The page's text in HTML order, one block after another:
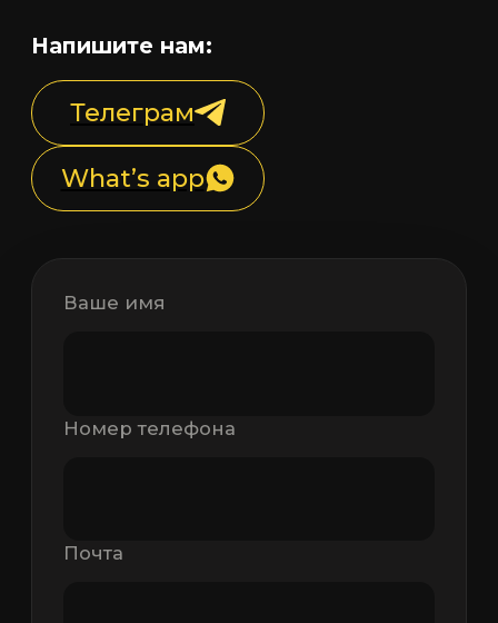
Напишите нам:
Телеграм
What’s app
Ваше имя
Номер телефона
Почта